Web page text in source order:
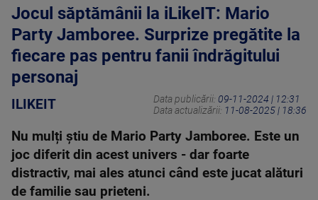
Jocul săptămânii la iLikeIT: Mario
Party Jamboree. Surprize pregătite la
fiecare pas pentru fanii îndrăgitului
personaj
ILIKEIT Data publicării: 09-11-2024 | 12:31
Data actualizării: 11-08-2025 | 18:36
Nu mulți știu de Mario Party Jamboree. Este un
joc diferit din acest univers - dar foarte
distractiv, mai ales atunci când este jucat alături
de familie sau prieteni.